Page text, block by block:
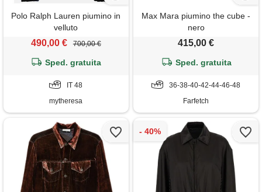
Polo Ralph Lauren piumino in
velluto
490,00 € 700,00 €
Sped. gratuita
IT 48
mytheresa
Max Mara piumino the cube -
nero
415,00 €
Sped. gratuita
36-38-40-42-44-46-48
Farfetch